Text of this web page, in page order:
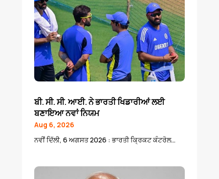
ਬੀ. ਸੀ. ਸੀ. ਆਈ. ਨੇ ਭਾਰਤੀ ਖਿਡਾਰੀਆਂ ਲਈ
ਬਣਾਇਆ ਨਵਾਂ ਨਿਯਮ
Aug 6, 2026
ਨਵੀਂ ਦਿੱਲੀ, 6 ਅਗਸਤ 2026 : ਭਾਰਤੀ ਕ੍ਰਿਕਟ ਕੰਟਰੋਲ...